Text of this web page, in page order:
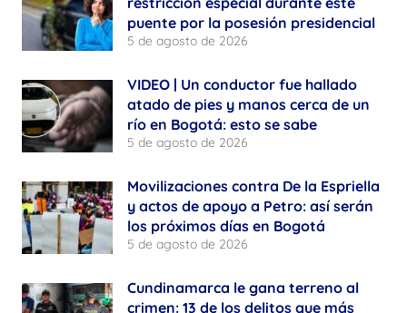
puente por la posesión presidencial
5 de agosto de 2026
VIDEO | Un conductor fue hallado
atado de pies y manos cerca de un
río en Bogotá: esto se sabe
5 de agosto de 2026
Movilizaciones contra De la Espriella
y actos de apoyo a Petro: así serán
los próximos días en Bogotá
5 de agosto de 2026
Cundinamarca le gana terreno al
crimen: 13 de los delitos que más